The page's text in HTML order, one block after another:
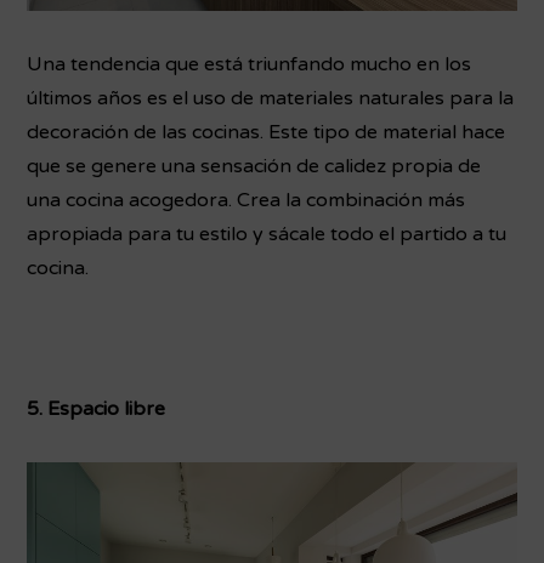
Una tendencia que está triunfando mucho en los
últimos años es el uso de materiales naturales para la
decoración de las cocinas. Este tipo de material hace
que se genere una sensación de calidez propia de
una cocina acogedora. Crea la combinación más
apropiada para tu estilo y sácale todo el partido a tu
cocina.
5. Espacio libre